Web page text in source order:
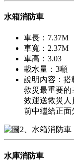
水箱消防車
車長：7.37M
車寬：2.37M
車高：3.03
載水量：3噸
說明內容：搭
救災最重要的
效運送救災人
前中繼給正面
水庫消防車